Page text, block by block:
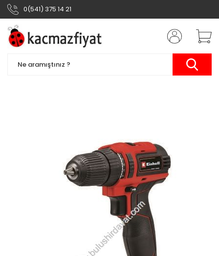
0(541) 375 14 21